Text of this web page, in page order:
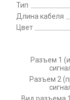
Тип
Длина кабеля
Цвет
Разъем 1
Разъем 2
Вид разъема